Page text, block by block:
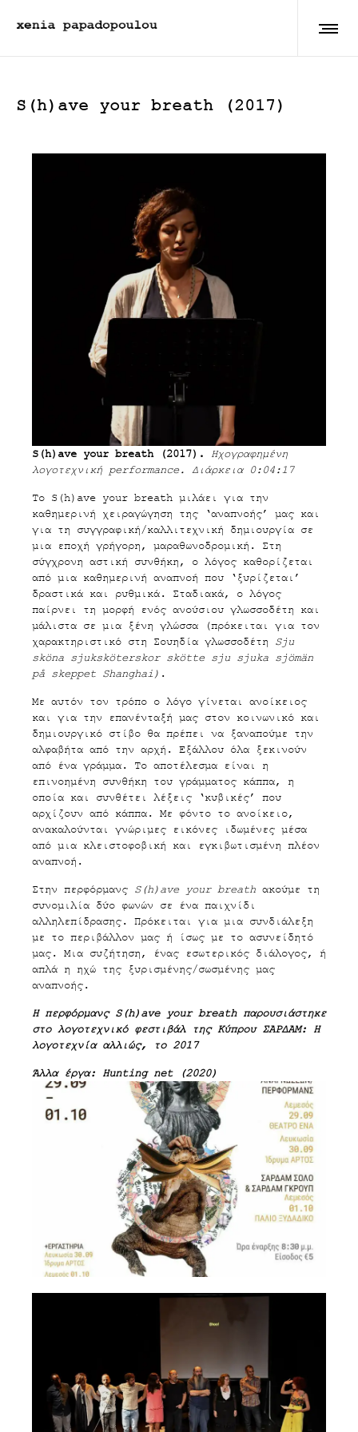
S(h)ave your breath (2017)
S(h)ave your breath (2017). Ηχογραφημένη
λογοτεχνική performance. Διάρκεια 0:04:17
Το S(h)ave your breath μιλάει για την
καθημερινή χειραγώγηση της ‘αναπνοής’ μας και
για τη συγγραφική/καλλιτεχνική δημιουργία σε
μια εποχή γρήγορη, μαραθωνοδρομική. Στη
σύγχρονη αστική συνθήκη, ο λόγος καθορίζεται
από μια καθημερινή αναπνοή που ‘ξυρίζεται’
δραστικά και ρυθμικά. Σταδιακά, ο λόγος
παίρνει τη μορφή ενός ανούσιου γλωσσοδέτη και
μάλιστα σε μια ξένη γλώσσα (πρόκειται για τον
χαρακτηριστικό στη Σουηδία γλωσσοδέτη Sju
sköna sjuksköterskor skötte sju sjuka sjömän
på skeppet Shanghai) .
Με αυτόν τον τρόπο ο λόγο γίνεται ανοίκειος
και για την επανένταξή μας στον κοινωνικό και
δημιουργικό στίβο θα πρέπει να ξαναπούμε την
αλφαβήτα από την αρχή. Εξάλλου όλα ξεκινούν
από ένα γράμμα. Το αποτέλεσμα είναι η
επινοημένη συνθήκη του γράμματος κάππα, η
οποία και συνθέτει λέξεις ‘κυβικές’ που
αρχίζουν από κάππα. Με φόντο το ανοίκειο,
ανακαλούνται γνώριμες εικόνες ιδωμένες μέσα
από μια κλειστοφοβική και εγκιβωτισμένη πλέον
αναπνοή.
Στην περφόρμανς S(h)ave your breath ακούμε τη
συνομιλία δύο φωνών σε ένα παιχνίδι
αλληλεπίδρασης. Πρόκειται για μια συνδιάλεξη
με το περιβάλλον μας ή ίσως με το ασυνείδητό
μας. Mια συζήτηση, ένας εσωτερικός διάλογος, ή
απλά η ηχώ της ξυρισμένης/σωσμένης μας
αναπνοής.
Η περφόρμανς S(h)ave your breath παρουσιάστηκε
στο λογοτεχνικό φεστιβάλ της Κύπρου ΣΑΡΔΑΜ: Η
λογοτεχνία αλλιώς, το 2017
Άλλα έργα: Hunting net (2020)